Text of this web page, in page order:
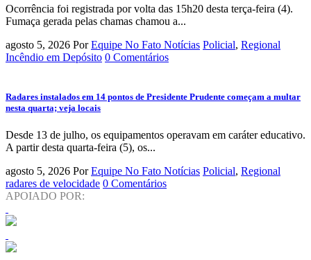
Ocorrência foi registrada por volta das 15h20 desta terça-feira (4).
Fumaça gerada pelas chamas chamou a...
agosto 5, 2026 Por Equipe No Fato Notícias Policial, Regional
Incêndio em Depósito 0 Comentários
Radares instalados em 14 pontos de Presidente Prudente começam a multar
nesta quarta; veja locais
Desde 13 de julho, os equipamentos operavam em caráter educativo.
A partir desta quarta-feira (5), os...
agosto 5, 2026 Por Equipe No Fato Notícias Policial, Regional
radares de velocidade 0 Comentários
APOIADO POR: